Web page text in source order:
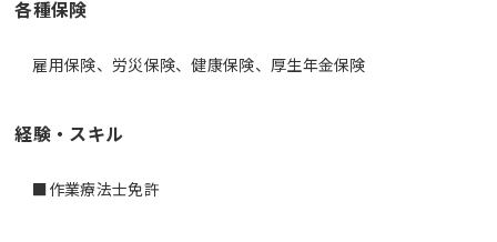
各種保険
雇用保険、労災保険、健康保険、厚生年金保険
経験・スキル
■作業療法士免許